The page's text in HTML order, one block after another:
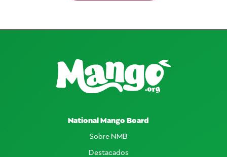
National Mango Board
Sobre NMB
Destacados